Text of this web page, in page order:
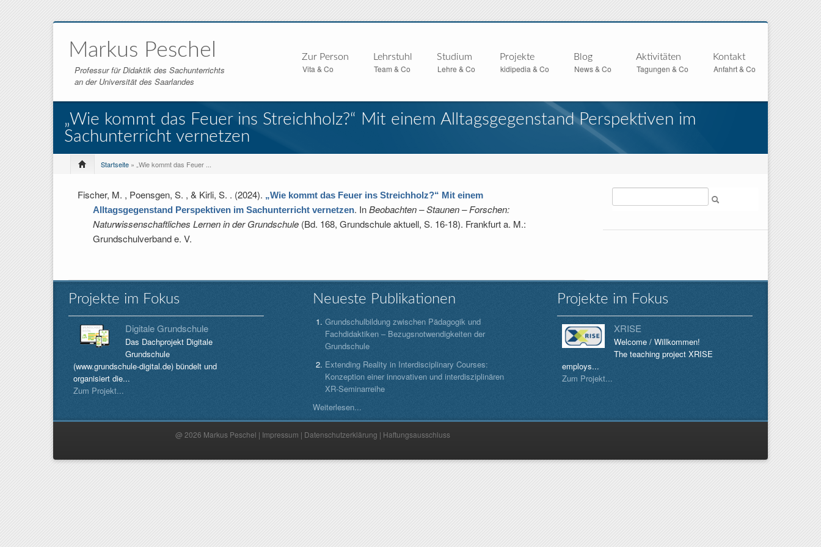
Markus Peschel
Professur für Didaktik des Sachunterrichts
an der Universität des Saarlandes
Zur Person
Vita & Co
Lehrstuhl
Team & Co
Studium
Lehre & Co
Projekte
kidipedia & Co
Blog
News & Co
Aktivitäten
Tagungen & Co
Kontakt
Anfahrt & Co
„Wie kommt das Feuer ins Streichholz?“ Mit einem Alltagsgegenstand Perspektiven im
Sachunterricht vernetzen
Startseite » „Wie kommt das Feuer ...
Fischer, M. , Poensgen, S. , & Kirli, S. . (2024). „Wie kommt das Feuer ins Streichholz?“ Mit einem
Alltagsgegenstand Perspektiven im Sachunterricht vernetzen. InBeobachten – Staunen – Forschen:
Naturwissenschaftliches Lernen in der Grundschule (Bd. 168, Grundschule aktuell, S. 16-18). Frankfurt a. M.:
Grundschulverband e. V.
Projekte im Fokus
Digitale Grundschule
Das Dachprojekt Digitale
Grundschule
(www.grundschule-digital.de) bündelt und
organisiert die...
Zum Projekt...
Neueste Publikationen
Grundschulbildung zwischen Pädagogik und
Fachdidaktiken – Bezugsnotwendigkeiten der
Grundschule
Extending Reality in Interdisciplinary Courses:
Konzeption einer innovativen und interdisziplinären
XR-Seminarreihe
Weiterlesen...
Projekte im Fokus
XRISE
Welcome / Willkommen!
The teaching project XRISE
employs...
Zum Projekt...
@ 2026 Markus Peschel | Impressum | Datenschutzerklärung | Haftungsausschluss